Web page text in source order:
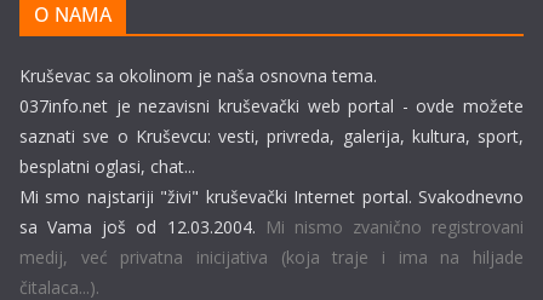
O NAMA
Kruševac sa okolinom je naša osnovna tema.
037info.net je nezavisni kruševački web portal - ovde možete
saznati sve o Kruševcu: vesti, privreda, galerija, kultura, sport,
besplatni oglasi, chat...
Mi smo najstariji "živi" kruševački Internet portal. Svakodnevno
sa Vama još od 12.03.2004. Mi nismo zvanično registrovani
medij, već privatna inicijativa (koja traje i ima na hiljade
čitalaca...).